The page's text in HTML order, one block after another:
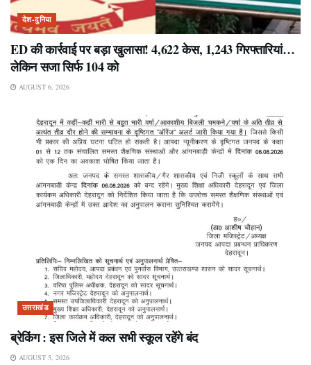
देश-दुनिया
ED की कार्रवाई पर बड़ा खुलासा! 4,622 केस, 1,243 गिरफ्तारियां…
लेकिन सजा सिर्फ 104 को
AUGUST 6, 2026
उत्तराखंड
ब्रेकिंग : इस जिले में कल सभी स्कूल रहेंगे बंद
AUGUST 5, 2026